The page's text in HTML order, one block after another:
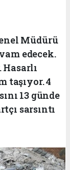
Müdürü
edecek.
taşıyor. 4
13 günde
sarsıntı